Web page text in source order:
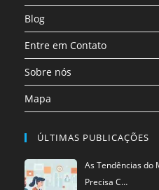
aba
Blog
Entre em Contato
Sobre nós
Mapa
ÚLTIMAS PUBLICAÇÕES
As Tendências do
Precisa C…